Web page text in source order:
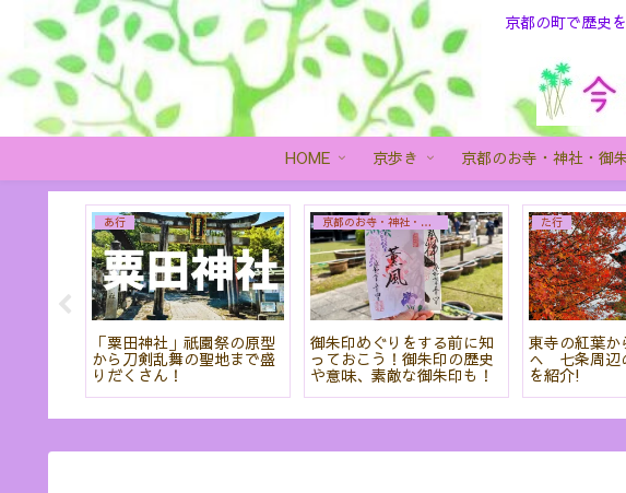
京都の町で歴史
HOME 京歩き 京都のお寺・神社・御
さ行
一乗寺詩仙堂 四季を通し
て素敵な庭は癒しの空間
おすすめカフェも紹介
は行
京都御所から本能寺まで
桜と香りに癒される散策は
いかがですか?
は行
京都 藤森神社
社の不思議な関
に隠されている!?